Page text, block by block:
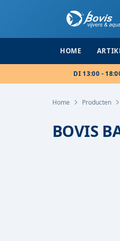
HOME
DI 13:00 -
Home Producten
BOVIS